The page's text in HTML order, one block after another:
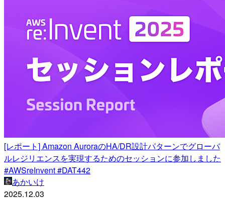
[レポート] Amazon AuroraのHA/DR設計パターンでグローバ
ルレジリエンスを実現するためのセッションに参加しました
#AWSreInvent #DAT442
あかいけ
2025.12.03